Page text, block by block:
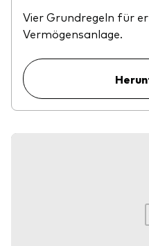
Vier Grundregeln für
Vermögensanlage.